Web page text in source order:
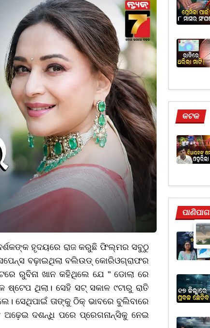
ହୃଦୟରେ ରାଜ କରୁଛି ଫିଲ୍ମର ସବୁଠୁ
ବଢ଼ାଇଥିଲା ବଲିଉଡ୍ କୋରିଓଗ୍ରାଫର
ରୁବିନା ଖାନ କହିଥିଲେ ଯେ " ଡୋଲା ରେ
ଥିଲା। ସେହି ସଟ୍ ସକାଳ ୯ଟାରୁ ରାତି
ସେଥିପାଇଁ ତାଙ୍କୁ ଠିକ୍ ଭାବରେ ବୁଲିବାରେ
ଅଢ଼େଇ ଦଶନ୍ଧି ପରେ ପ୍ରେଗନାନ୍ସିକୁ ନେଇ
କଟକ
ପାଣିପାଗ